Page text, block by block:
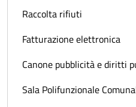
Raccolta rifiuti
Fatturazione elettronica
Canone pubblicità e diritti
Sala Polifunzionale